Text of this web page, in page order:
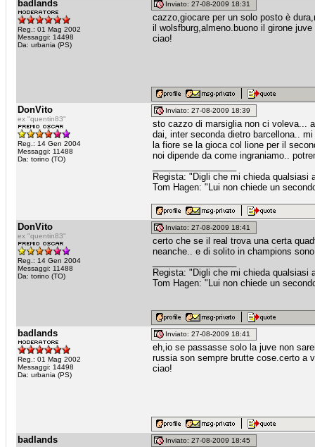
badlands
Reg.: 01 Mag 2002
Messaggi: 14498
Da: urbania (PS)
Inviato: 27-08-2009 18:31
cazzo,giocare per un solo posto è
il wolsfburg,almeno.buono il girone
ciao!
DonVito
ex "quentin83"
Reg.: 14 Gen 2004
Messaggi: 11488
Da: torino (TO)
Inviato: 27-08-2009 18:39
sto cazzo di marsiglia non ci voleva...
dai, inter seconda dietro barcellona..
la fiore se la gioca col lione per il
noi dipende da come ingraniamo..
Regista: "Digli che mi chieda qualsiasi
Tom Hagen: "Lui non chiede un
DonVito
ex "quentin83"
Reg.: 14 Gen 2004
Messaggi: 11488
Da: torino (TO)
Inviato: 27-08-2009 18:41
certo che se il real trova una certa
neanche.. e di solito in champions
Regista: "Digli che mi chieda qualsiasi
Tom Hagen: "Lui non chiede un
badlands
Reg.: 01 Mag 2002
Messaggi: 14498
Da: urbania (PS)
Inviato: 27-08-2009 18:41
eh,io se passasse solo la juve non
russia son sempre brutte cose.certo a
ciao!
badlands Inviato: 27-08-2009 18:45